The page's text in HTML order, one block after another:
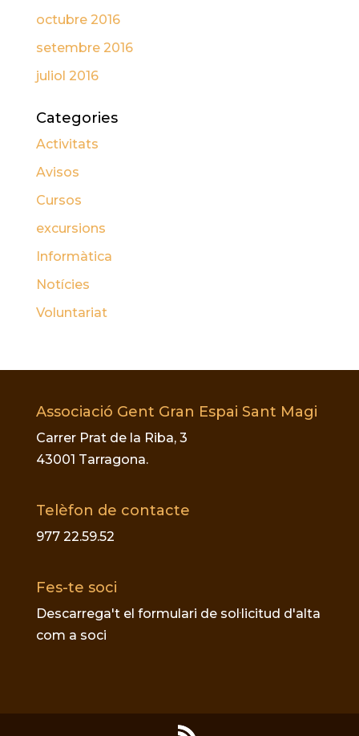
octubre 2016
setembre 2016
juliol 2016
Categories
Activitats
Avisos
Cursos
excursions
Informàtica
Notícies
Voluntariat
Associació Gent Gran Espai Sant Magi
Carrer Prat de la Riba, 3
43001 Tarragona.
Telèfon de contacte
977 22.59.52
Fes-te soci
Descarrega't el formulari de sol·licitud d'alta
com a soci